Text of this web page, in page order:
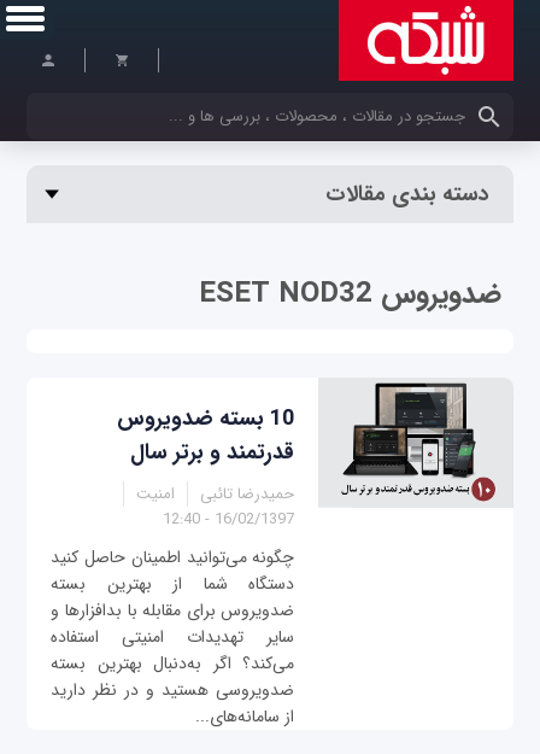
کلمات کلیدی خود را وارد کنید
دسته بندی مقالات
ضدویروس ESET NOD32
10 بسته ضدویروس
قدرتمند و برتر سال
حمیدرضا تائبی
امنیت
16/02/1397 - 12:40
چگونه می‌توانید اطمینان حاصل کنید
دستگاه شما از بهترین بسته
ضدویروس برای مقابله با بدافزارها و
سایر تهدیدات امنیتی استفاده
می‌کند؟ اگر به‌دنبال بهترین بسته
ضدویروسی هستید و در نظر دارید
از سامانه‌های...